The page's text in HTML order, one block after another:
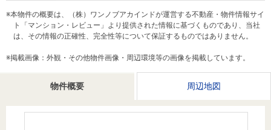
マン
ショ
ンを
探す
築・
中古
一戸
建て
を探
料
査
定
却
相
談
売却
案内（首
都圏）
案内（名
古屋）
案内（関
西）
つ
要
Way
経営ビジ
ョン
組織図
役員一
覧
ニュース
情報
採用情報
法人のお客さま
提携企業にお勤めの方
物件概要 周辺地図
※本物件の概要は、（株）ワンノブアカインドが運営する不動産・物件情報サイ
ト「マンション・レビュー」より提供された情報に基づくものであり、当社
は、その情報の正確性、完全性等について保証するものではありません。
※掲載画像：外観・その他物件画像・周辺環境等の画像を掲載しています。